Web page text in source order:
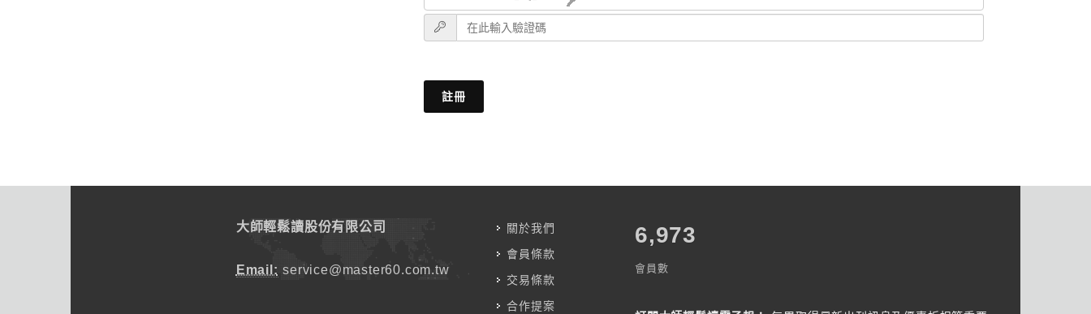
註冊
大師輕鬆讀股份有限公司
Email: service@master60.com.tw
關於我們
會員條款
交易條款
合作提案
7,787
會員數